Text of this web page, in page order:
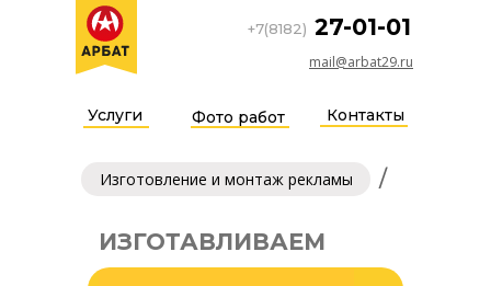
Услуги Фото работ Контакты
mail@arbat29.ru
27-01-01
+7(8182)
/
Изготовление и монтаж рекламы
ИЗГОТАВЛИВАЕМ